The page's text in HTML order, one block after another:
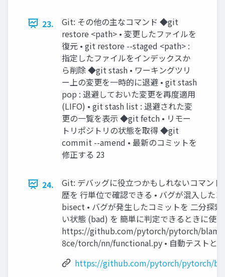
23.
Git: その他の主なコマンド ◆git
restore <path> • 変更したファイルを
復元 • git restore --staged <path> :
指定したファイルをインデックスか
ら削除 ◆git stash • ワーキングツリ
ー上の変更を一時的に退避 • git stash
pop : 退避しておいた変更を再度適用
(LIFO) • git stash list : 退避された変
更の一覧を表示 ◆git fetch • リモー
トリポジトリの状態を取得 ◆git
commit --amend • 最新のコミットを
修正する 23
24.
Git: デバッグに役立つかもしれないコマン
歴を 行単位で確認できる • バグが混入し
bisect • バグが発生したコミットを 二分探
い状態 (bad) を 簡単に判定できるときに使
https://github.com/pytorch/pytorch/
8ce/torch/nn/functional.py • 自動テストと
https://github.com/pytorch/pytorch/